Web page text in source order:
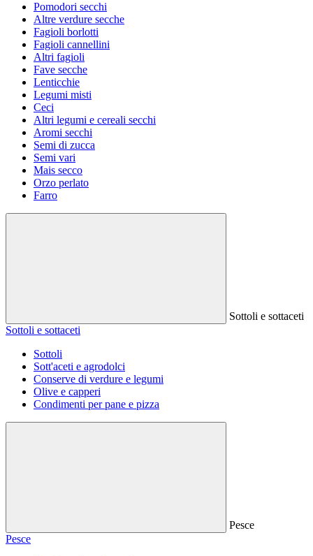
Pomodori secchi
Altre verdure secche
Fagioli borlotti
Fagioli cannellini
Altri fagioli
Fave secche
Lenticchie
Legumi misti
Ceci
Altri legumi e cereali secchi
Aromi secchi
Semi di zucca
Semi vari
Mais secco
Orzo perlato
Farro
Sottoli e sottaceti
Sottoli e sottaceti
Sottoli
Sott'aceti e agrodolci
Conserve di verdure e legumi
Olive e capperi
Condimenti per pane e pizza
Pesce
Pesce